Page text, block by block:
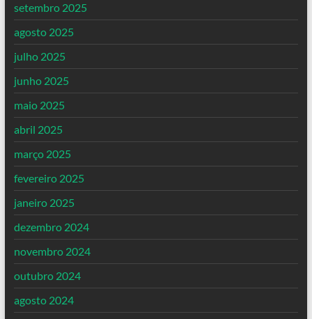
setembro 2025
agosto 2025
julho 2025
junho 2025
maio 2025
abril 2025
março 2025
fevereiro 2025
janeiro 2025
dezembro 2024
novembro 2024
outubro 2024
agosto 2024